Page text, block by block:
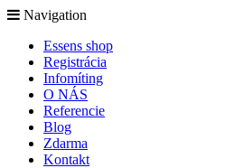
Navigation
Essens shop
Registrácia
Infomíting
O NÁS
Referencie
Blog
Zdarma
Kontakt